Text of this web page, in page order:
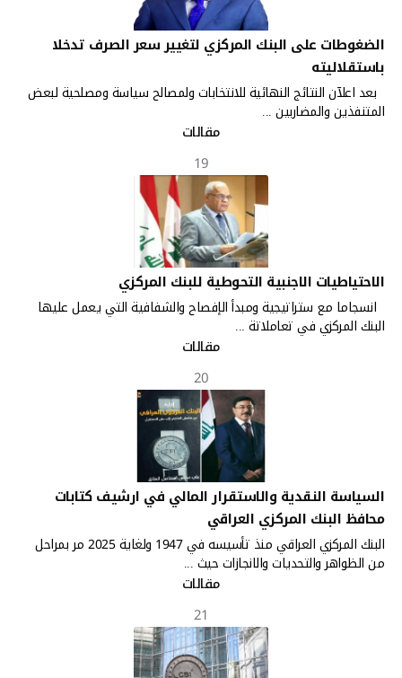
الضغوطات على البنك المركزي لتغيير سعر الصرف تدخلا
باستقلاليته
بعد اعلآن النتائج النهائية للانتخابات ولمصالح سياسة ومصلحية لبعض
المتنفذين والمضاربين ...
مقالات
19
الاحتياطيات الاجنبية التحوطية للبنك المركزي
انسجاما مع ستراتيجية ومبدأ الإفصاح والشفافية التي يعمل عليها
البنك المركزي في تعاملاتة ...
مقالات
20
السياسة النقدية والاستقرار المالي في ارشيف كتابات
محافظ البنك المركزي العراقي
البنك المركزي العراقي منذ تأسيسه في 1947 ولغاية 2025 مر بمراحل
من الظواهر والتحديات والانجازات حيث ...
مقالات
21